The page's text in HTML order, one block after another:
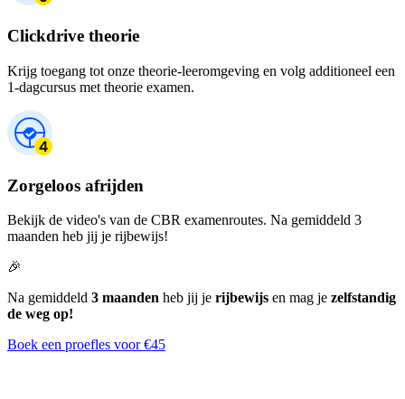
Clickdrive theorie
Krijg toegang tot onze theorie-leeromgeving en volg additioneel een
1-dagcursus met theorie examen.
Zorgeloos afrijden
Bekijk de video's van de CBR examenroutes. Na gemiddeld 3
maanden heb jij je rijbewijs!
🎉
Na gemiddeld 3 maanden heb jij je rijbewijs en mag je zelfstandig
de weg op!
Boek een proefles voor €45